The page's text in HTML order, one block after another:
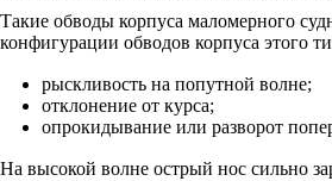
Такие обводы корпуса маломерного
конфигурации обводов корпуса этого
рыскливость на попутной волне;
отклонение от курса;
опрокидывание или разворот
На высокой волне острый нос сильно